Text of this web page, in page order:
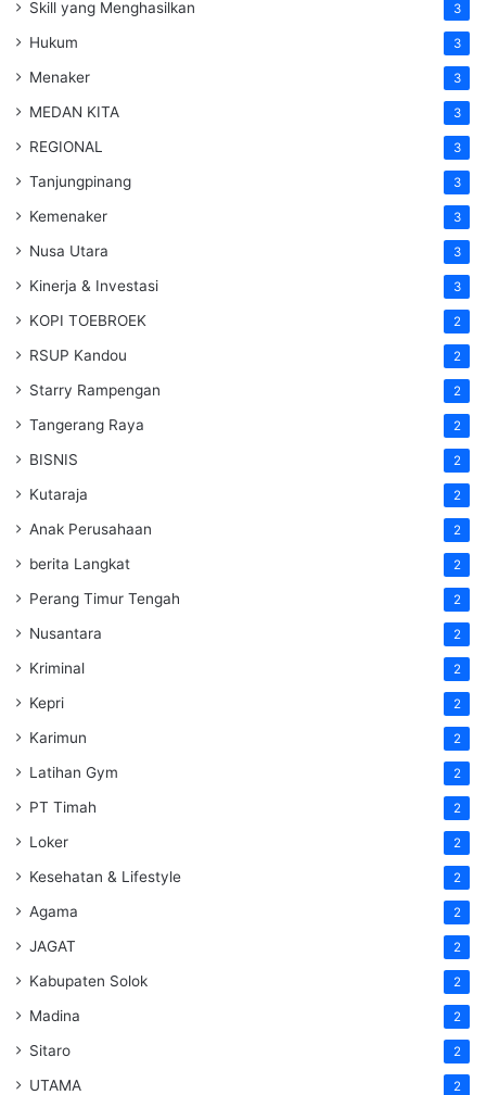
Skill yang Menghasilkan 3
Hukum 3
Menaker 3
MEDAN KITA 3
REGIONAL 3
Tanjungpinang 3
Kemenaker 3
Nusa Utara 3
Kinerja & Investasi 3
KOPI TOEBROEK 2
RSUP Kandou 2
Starry Rampengan 2
Tangerang Raya 2
BISNIS 2
Kutaraja 2
Anak Perusahaan 2
berita Langkat 2
Perang Timur Tengah 2
Nusantara 2
Kriminal 2
Kepri 2
Karimun 2
Latihan Gym 2
PT Timah 2
Loker 2
Kesehatan & Lifestyle 2
Agama 2
JAGAT 2
Kabupaten Solok 2
Madina 2
Sitaro 2
UTAMA 2